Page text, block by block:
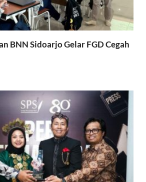
BNN Sidoarjo Gelar FGD Cegah